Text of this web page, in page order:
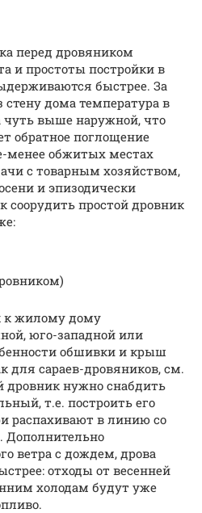
перед дровяником
и простоты постройки в
быстрее. За
стену дома температура в
чуть выше наружной, что
обратное поглощение
менее обжитых местах
с товарным хозяйством,
и эпизодически
простой дровник
к жилому дому
юго-западной или
обшивки и крыш
для сараев-дровяников, см.
дровник нужно снабдить
т.е. построить его
распахивают в линию со
Дополнительно
ветра с дождем, дрова
отходы от весенней
холодам будут уже